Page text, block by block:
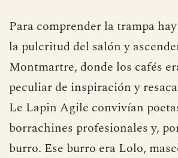
Para comprender la trampa
la pulcritud del salón y
Montmartre, donde los cafés
peculiar de inspiración y
Le Lapin Agile convivían
borrachines profesionales y,
burro. Ese burro era Lolo,